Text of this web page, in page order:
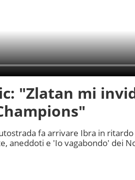
"Zlatan mi
fa arrivare Ibra in
aneddoti e 'Io vagabondo' dei